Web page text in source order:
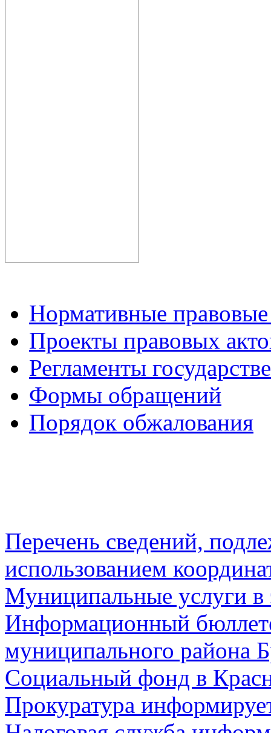
Нормативные
Проекты правовых
Регламенты
Формы обращений
Порядок обжалования
Перечень сведений,
использованием
Муниципальные услуги в
Информационный
муниципального района
Социальный фонд в
Прокуратура